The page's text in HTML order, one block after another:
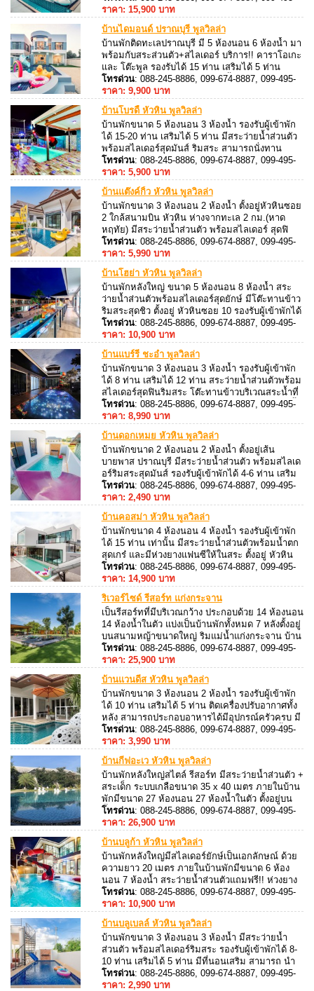
8887, 088-245-8887
ราคา: 15,900 บาท
บ้านไดมอนด์ ปราณบุรี พูลวิลล่า
บ้านพักติดทะเลปราณบุรี มี 5 ห้องนอน 6 ห้องน้ำ มา
พร้อมกับสระส่วนตัว+สไลเดอร์ บริการ!! คาราโอเกะ
และ โต๊ะพูล รองรับได้ 15 ท่าน เสริมได้ 5 ท่าน
สามารถประกอบอาหารได้ มีเตาปิ้งย่าง ครบ
โทรด่วน: 088-245-8886, 099-674-8887, 099-495-
8887, 088-245-8887
ราคา: 9,900 บาท
บ้านโบรดี้ หัวหิน พูลวิลล่า
บ้านพักขนาด 5 ห้องนอน 3 ห้องน้ำ รองรับผู้เข้าพัก
ได้ 15-20 ท่าน เสริมได้ 5 ท่าน มีสระว่ายน้ำส่วนตัว
พร้อมสไลเดอร์สุดมันส์ ริมสระ สามารถนั่งทาน
อาหารริมสระได้
โทรด่วน: 088-245-8886, 099-674-8887, 099-495-
8887, 088-245-8887
ราคา: 5,900 บาท
บ้านแต๊งค์กิ้ว หัวหิน พูลวิลล่า
บ้านพักขนาด 3 ห้องนอน 2 ห้องน้ำ ตั้งอยู่หัวหินซอย
2 ใกล้สนามบิน หัวหิน ห่างจากทะเล 2 กม.(หาด
หฤทัย) มีสระว่ายน้ำส่วนตัว พร้อมสไลเดอร์ สุดฟิ
นริมสระ รองรับผู้เข้าพักได้ 12 ท่าน เสริมได้ 4 ท่าน
ติดเครื่องปรับอากาศทั้งหลัง มีคาราโอเกะ
โทรด่วน: 088-245-8886, 099-674-8887, 099-495-
8887, 088-245-8887
ราคา: 5,990 บาท
บ้านโฮย่า หัวหิน พูลวิลล่า
บ้านพักหลังใหญ่ ขนาด 5 ห้องนอน 8 ห้องน้ำ สระ
ว่ายน้ำส่วนตัวพร้อมสไลเดอร์สุดยักษ์ มีโต๊ะทานข้าว
ริมสระสุดชิว ตั้งอยู่ หัวหินซอย 10 รองรับผู้เข้าพักได้
18 ท่าน เสริมได้ 7 ท่านมี โต๊ะสนุ๊กขนาดมาตรฐาน
เพลิดเพลินไปกับเสียงเพลงด้วยชุดคาราโอเกะ
โทรด่วน: 088-245-8886, 099-674-8887, 099-495-
8887, 088-245-8887
ราคา: 10,900 บาท
บ้านแบร์รี่ ชะอำ พูลวิลล่า
บ้านพักขนาด 3 ห้องนอน 3 ห้องน้ำ รองรับผู้เข้าพัก
ได้ 8 ท่าน เสริมได้ 12 ท่าน สระว่ายน้ำส่วนตัวพร้อม
สไลเดอร์สุดฟินริมสระ โต๊ะทานข้าวบริเวณสระน้ำที่
คุณจะได้กินไปและได้ ซึมซับกลิ่นอายของกระแสน้ำ
ที่ไหลผ่าน สามารถนำสุนัขเข้าพักได้ (มีค่าบริการ)
โทรด่วน: 088-245-8886, 099-674-8887, 099-495-
8887, 088-245-8887
ราคา: 8,990 บาท
บ้านดอกเหมย หัวหิน พูลวิลล่า
บ้านพักขนาด 2 ห้องนอน 2 ห้องน้ำ ตั้งอยู่เส้น
บายพาส ปราณบุรี มีสระว่ายน้ำส่วนตัว พร้อมสไลเด
อร์ริมสระสุดมันส์ รองรับผู้เข้าพักได้ 4-6 ท่าน เสริม
ได้ 6 ท่าน เพลิดเพลินไปกับเสียงเพลงด้วยชุด
คาราโอเกะ + ไฟเธค และมีโต๊ะพูลให้ได้ประลอง
โทรด่วน: 088-245-8886, 099-674-8887, 099-495-
8887, 088-245-8887
ราคา: 2,490 บาท
บ้านคอสม่า หัวหิน พูลวิลล่า
บ้านพักขนาด 4 ห้องนอน 4 ห้องน้ำ รองรับผู้เข้าพัก
ได้ 15 ท่าน เท่านั้น มีสระว่ายน้ำส่วนตัวพร้อมน้ำตก
สุดเกร๋ และมีห่วงยางแฟนซีให้ในสระ ตั้งอยู่ หัวหิน
ซอย 70 สามารถประกอบอาหารได้อุปกรณ์ครัวครบ
มีเตาปิ้งย่าง บริการ ติดแอร์ทั้งหลัง
โทรด่วน: 088-245-8886, 099-674-8887, 099-495-
8887, 088-245-8887
ราคา: 14,900 บาท
ริเวอร์ไซด์ รีสอร์ท แก่งกระจาน
เป็นรีสอร์ทที่มีบริเวณกว้าง ประกอบด้วย 14 ห้องนอน
14 ห้องน้ำในตัว แบ่งเป็นบ้านพักทั้งหมด 7 หลังตั้งอยู่
บนสนามหญ้าขนาดใหญ่ ริมแม่น้ำแก่งกระจาน บ้าน
พักแต่ละหลังจะมี โทรทัศน์ เครื่องปรับอากาศ และ ตู้
เย็นให้ บ้านพัก 7 หลังรองรับได้ 14 ท่านเสริมได้ 8
โทรด่วน: 088-245-8886, 099-674-8887, 099-495-
8887, 088-245-8887
ราคา: 25,900 บาท
บ้านแวนดีส หัวหิน พูลวิลล่า
บ้านพักขนาด 3 ห้องนอน 2 ห้องน้ำ รองรับผู้เข้าพัก
ได้ 10 ท่าน เสริมได้ 5 ท่าน ติดเครื่องปรับอากาศทั้ง
หลัง สามารถประกอบอาหารได้มีอุปกรณ์ครัวครบ มี
เตาปิ้งย่างสำหรับย่างอาหารทะเล ใกล้สระว่ายน้ำมี
มุมสวนสำหรับนั่งผ่อนคลาย บ้านพักตั้งอยู่ หัวหิน
โทรด่วน: 088-245-8886, 099-674-8887, 099-495-
8887, 088-245-8887
ราคา: 3,990 บาท
บ้านกีฟอะเว หัวหิน พูลวิลล่า
บ้านพักหลังใหญ่สไตล์ รีสอร์ท มีสระว่ายน้ำส่วนตัว +
สระเด็ก ระบบเกลือขนาด 35 x 40 เมตร ภายในบ้าน
พักมีขนาด 27 ห้องนอน 27 ห้องน้ำในตัว ตั้งอยู่บน
พื้นที่ 7 ไร่ รองรับผู้เข้าพักได้ 18-48 ท่าน พร้อม
ที่นอนเสริม สามารถเสียงดังได้
โทรด่วน: 088-245-8886, 099-674-8887, 099-495-
8887, 088-245-8887
ราคา: 26,900 บาท
บ้านบลูก้า หัวหิน พูลวิลล่า
บ้านพักหลังใหญ่มีสไลเดอร์ยักษ์เป็นเอกลักษณ์ ด้วย
ความยาว 20 เมตร ภายในบ้านพักมีขนาด 6 ห้อง
นอน 7 ห้องน้ำ สระว่ายน้ำส่วนตัวแถมฟรี!! ห่วงยาง
แฟนซี รองรับผู้เข้าพักได้ 18-22 ท่าน เสริมได้ 8 ท่าน
ตั้งอยู่ หัวหินซอย 10
โทรด่วน: 088-245-8886, 099-674-8887, 099-495-
8887, 088-245-8887
ราคา: 10,900 บาท
บ้านบลูเบลล์ หัวหิน พูลวิลล่า
บ้านพักขนาด 3 ห้องนอน 3 ห้องน้ำ มีสระว่ายน้ำ
ส่วนตัว พร้อมสไลเดอร์ริมสระ รองรับผู้เข้าพักได้ 8-
10 ท่าน เสริมได้ 5 ท่าน มีที่นอนเสริม สามารถ นำ
สุนัขเข้าพักได้ ตัวละ 400 / คืน มีคาราโอเกะ+ไฟ
เธคในห้องนั่งเล่นให้ได้ร้องเพลงกันตลอดการเข้าพัก
โทรด่วน: 088-245-8886, 099-674-8887, 099-495-
8887, 088-245-8887
ราคา: 2,990 บาท